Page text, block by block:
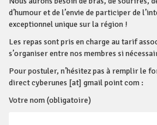
d’humour et de l’envie de participer de
exceptionnel unique sur la région !
Les repas sont pris en charge au tarif
s’organiser entre nos membres si
Pour postuler, n’hésitez pas à remplir le
direct cyberunes [at] gmail point com :
Votre nom (obligatoire)